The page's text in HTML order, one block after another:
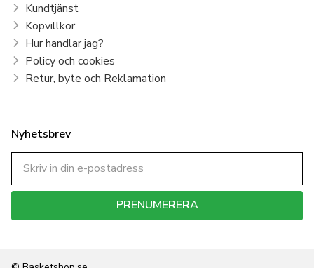
Kundtjänst
Köpvillkor
Hur handlar jag?
Policy och cookies
Retur, byte och Reklamation
Nyhetsbrev
PRENUMERERA